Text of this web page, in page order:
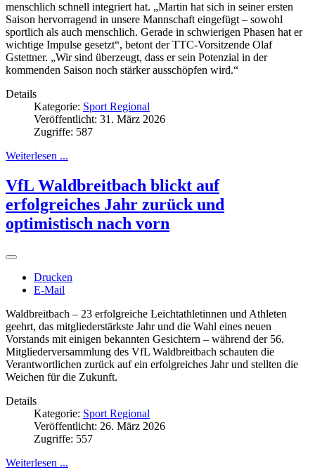
menschlich schnell integriert hat. „Martin hat sich in seiner ersten
Saison hervorragend in unsere Mannschaft eingefügt – sowohl
sportlich als auch menschlich. Gerade in schwierigen Phasen hat er
wichtige Impulse gesetzt“, betont der TTC-Vorsitzende Olaf
Gstettner. „Wir sind überzeugt, dass er sein Potenzial in der
kommenden Saison noch stärker ausschöpfen wird.“
Details
Kategorie: Sport Regional
Veröffentlicht: 31. März 2026
Zugriffe: 587
Weiterlesen ...
VfL Waldbreitbach blickt auf
erfolgreiches Jahr zurück und
optimistisch nach vorn
Drucken
E-Mail
Waldbreitbach – 23 erfolgreiche Leichtathletinnen und Athleten
geehrt, das mitgliederstärkste Jahr und die Wahl eines neuen
Vorstands mit einigen bekannten Gesichtern – während der 56.
Mitgliederversammlung des VfL Waldbreitbach schauten die
Verantwortlichen zurück auf ein erfolgreiches Jahr und stellten die
Weichen für die Zukunft.
Details
Kategorie: Sport Regional
Veröffentlicht: 26. März 2026
Zugriffe: 557
Weiterlesen ...